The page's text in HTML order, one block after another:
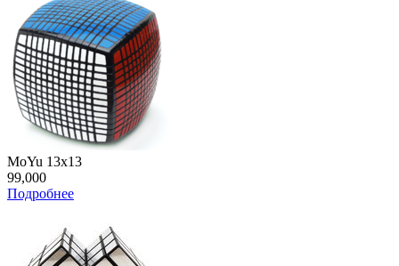
MoYu 13x13
99,000
Подробнее